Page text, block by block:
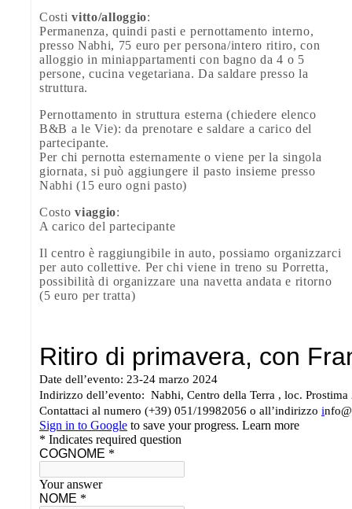
Costivitto/alloggio:
Permanenza, quindi pasti e pernottamento interno,
presso Nabhi, 75 euro per persona/intero ritiro, con
alloggio in miniappartamenti con bagno da 4 o 5
persone, cucina vegetariana. Da saldare presso la
struttura.
Pernottamento in struttura esterna (chiedere elenco
B&B a le Vie): da prenotare e saldare a carico del
partecipante.
Per chi pernotta esternamente o viene per la singola
giornata, si può aggiungere il pasto insieme presso
Nabhi (15 euro ogni pasto)
Costoviaggio:
A carico del partecipante
Il centro è raggiungibile in auto, possiamo organizzarci
per auto collettive. Per chi viene in treno su Porretta,
possibilità di organizzare una navetta andata e ritorno
(5 euro per tratta)